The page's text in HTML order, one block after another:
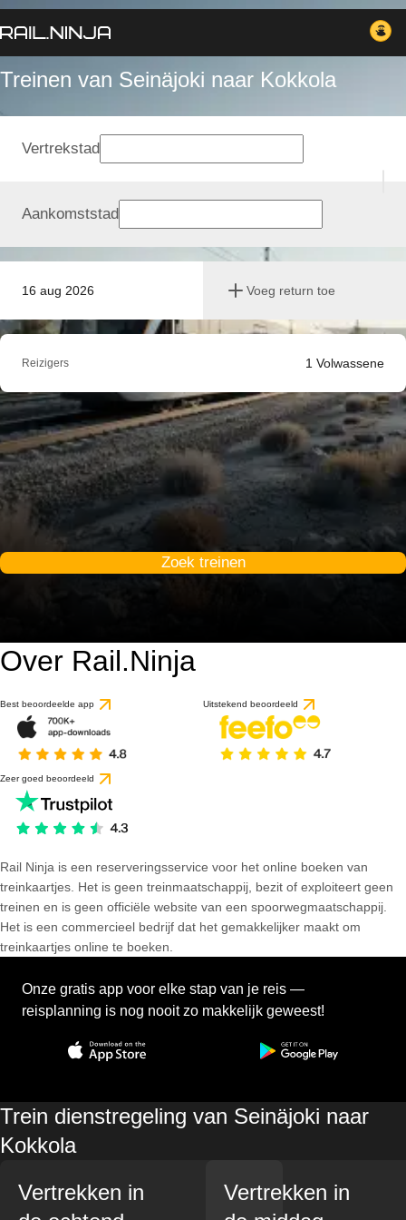
Treinen van Seinäjoki naar Kokkola
16 aug 2026 Voeg return toe
Vertrekstad
Aankomststad
Reizigers 1 Volwassene
Zoek treinen
Over Rail.Ninja
Best beoordeelde app Uitstekend beoordeeld
Zeer goed beoordeeld
Rail Ninja is een reserveringsservice voor het online boeken van
treinkaartjes. Het is geen treinmaatschappij, bezit of exploiteert geen
treinen en is geen officiële website van een spoorwegmaatschappij.
Het is een commercieel bedrijf dat het gemakkelijker maakt om
treinkaartjes online te boeken.
Onze gratis app voor elke stap van je reis —
reisplanning is nog nooit zo makkelijk geweest!
Trein dienstregeling van Seinäjoki naar
Kokkola
Vertrekken in
Vertrekken in